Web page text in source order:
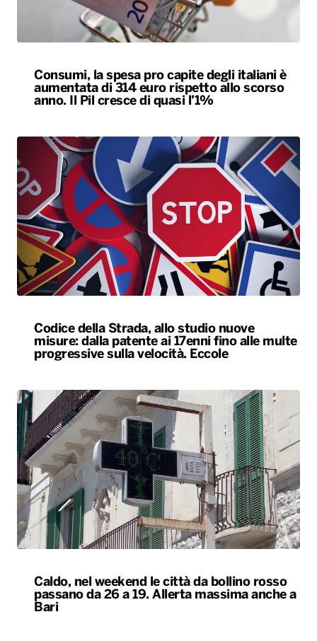
Consumi, la spesa pro capite degli italiani è
aumentata di 314 euro rispetto allo scorso
anno. Il Pil cresce di quasi l’1%
Codice della Strada, allo studio nuove
misure: dalla patente ai 17enni fino alle multe
progressive sulla velocità. Eccole
Caldo, nel weekend le città da bollino rosso
passano da 26 a 19. Allerta massima anche a
Bari